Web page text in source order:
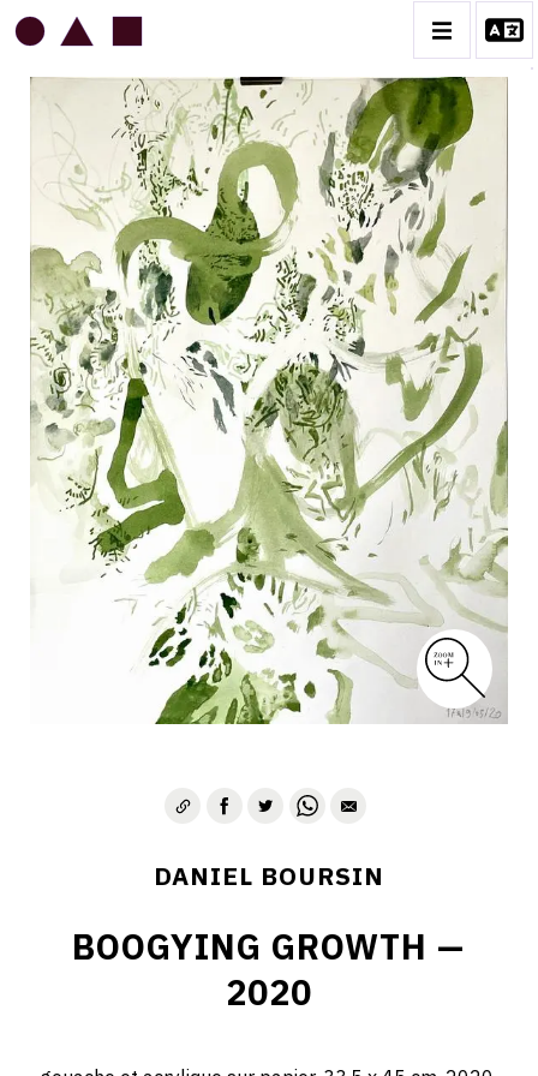
DANIEL BOURSIN
BIOGRAPHIE
CATALOGUE DES OEUVRES
1 DESSINS ET LAVIS SUR PAPIER
2 ART DIGITAL & JOURNAL PHOTOGRAPHIQUE
3 CÉRAMIQUE & OBJETS
4 ARCHIVES
CONTACT
DANIEL BOURSIN
BOOGYING GROWTH —
2020